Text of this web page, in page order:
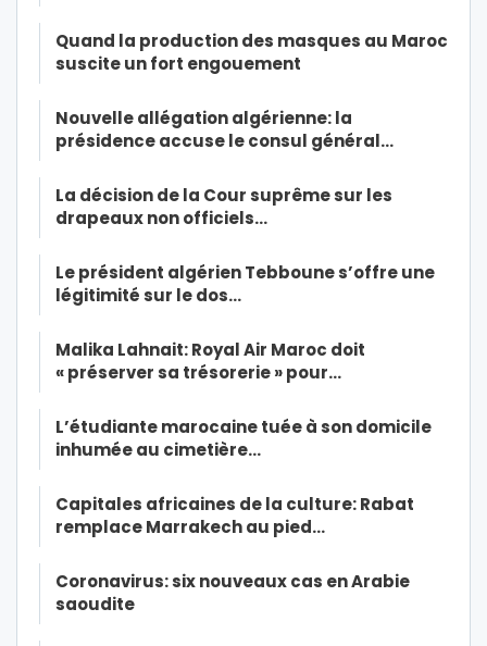
Quand la production des masques au Maroc
suscite un fort engouement
Nouvelle allégation algérienne: la
présidence accuse le consul général…
La décision de la Cour suprême sur les
drapeaux non officiels…
Le président algérien Tebboune s’offre une
légitimité sur le dos…
Malika Lahnait: Royal Air Maroc doit
« préserver sa trésorerie » pour…
L’étudiante marocaine tuée à son domicile
inhumée au cimetière…
Capitales africaines de la culture: Rabat
remplace Marrakech au pied…
Coronavirus: six nouveaux cas en Arabie
saoudite